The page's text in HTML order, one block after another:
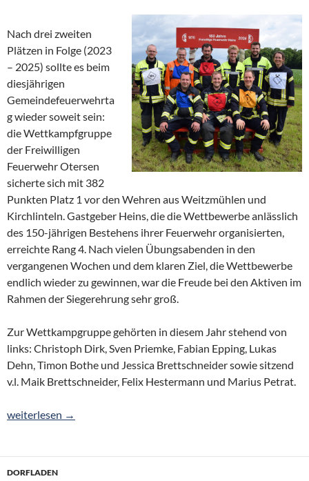
Nach drei zweiten
Plätzen in Folge (2023
– 2025) sollte es beim
diesjährigen
Gemeindefeuerwehrta
g wieder soweit sein:
die Wettkampfgruppe
der Freiwilligen
Feuerwehr Otersen
sicherte sich mit 382
Punkten Platz 1 vor den Wehren aus Weitzmühlen und
Kirchlinteln. Gastgeber Heins, die die Wettbewerbe anlässlich
des 150-jährigen Bestehens ihrer Feuerwehr organisierten,
erreichte Rang 4. Nach vielen Übungsabenden in den
vergangenen Wochen und dem klaren Ziel, die Wettbewerbe
endlich wieder zu gewinnen, war die Freude bei den Aktiven im
Rahmen der Siegerehrung sehr groß.
Zur Wettkampgruppe gehörten in diesem Jahr stehend von
links: Christoph Dirk, Sven Priemke, Fabian Epping, Lukas
Dehn, Timon Bothe und Jessica Brettschneider sowie sitzend
v.l. Maik Brettschneider, Felix Hestermann und Marius Petrat.
Platz 1 für Oterser Wettkampfgruppe
weiterlesen →
DORFLADEN